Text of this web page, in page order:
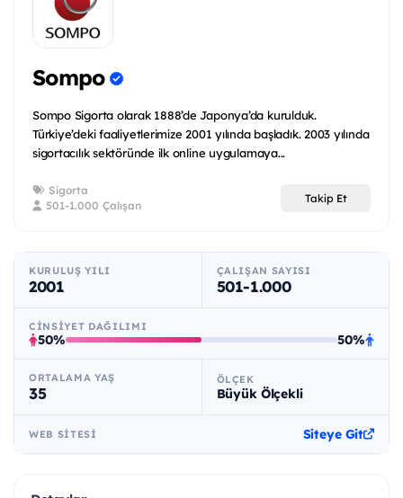
Sompo
Sompo Sigorta olarak 1888’de Japonya’da kurulduk.
Türkiye’deki faaliyetlerimize 2001 yılında başladık. 2003 yılında
sigortacılık sektöründe ilk online uygulamaya...
Sigorta
501-1.000 Çalışan
Takip Et
KURULUŞ YILI
2001
ÇALIŞAN SAYISI
501-1.000
CINSIYET DAĞILIMI
50% 50%
ORTALAMA YAŞ
35
ÖLÇEK
Büyük Ölçekli
WEB SITESI Siteye Git